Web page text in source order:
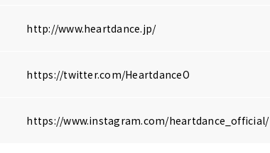
http://www.heartdance.jp/
https://twitter.com/HeartdanceO
https://www.instagram.com/heartdance_official/